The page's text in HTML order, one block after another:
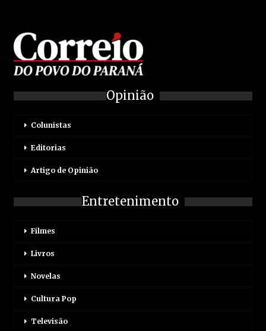
Opinião
Colunistas
Editorias
Artigo de Opinião
Entretenimento
Filmes
Livros
Novelas
Cultura Pop
Televisão